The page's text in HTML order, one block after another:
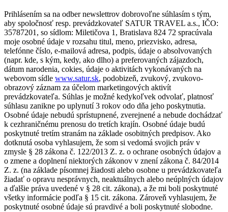
Prihlásením sa na odber newslettrov dobrovoľne súhlasím s tým,
aby spoločnosť resp. prevádzkovateľ SATUR TRAVEL a.s., IČO:
35787201, so sídlom: Miletičova 1, Bratislava 824 72 spracúvala
moje osobné údaje v rozsahu titul, meno, priezvisko, adresa,
telefónne číslo, e-mailová adresa, podpis, údaje o absolvovaných
(napr. kde, s kým, kedy, ako dlho) a preferovaných zájazdoch,
dátum narodenia, cokies, údaje o aktivitách vykonávaných na
webovom sídle www.satur.sk, podobizeň, zvukový, zvukovo-
obrazový záznam za účelom marketingových aktivít
prevádzkovateľa. Súhlas je možné kedykoľvek odvolať, platnosť
súhlasu zanikne po uplynutí 3 rokov odo dňa jeho poskytnutia.
Osobné údaje nebudú sprístupnené, zverejnené a nebude dochádzať
k cezhraničnému prenosu do tretích krajín. Osobné údaje budú
poskytnuté tretím stranám na základe osobitných predpisov. Ako
dotknutá osoba vyhlasujem, že som si vedomá svojich práv v
zmysle § 28 zákona č. 122/2013 Z. z. o ochrane osobných údajov a
o zmene a doplnení niektorých zákonov v znení zákona č. 84/2014
Z. z. (na základe písomnej žiadosti alebo osobne u prevádzkovateľa
žiadať o opravu nesprávnych, neaktuálnych alebo neúplných údajov
a ďalšie práva uvedené v § 28 cit. zákona), a že mi boli poskytnuté
všetky informácie podľa § 15 cit. zákona. Zároveň vyhlasujem, že
poskytnuté osobné údaje sú pravdivé a boli poskytnuté slobodne.